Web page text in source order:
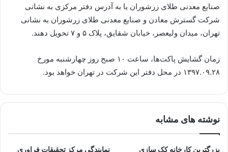
صنایع معدنی طلای زرشوران یا به آدرس دفتر مرکزی به نشانی
شرکت گسترش معادن و صنایع معدنی طلای زرشوران به نشانی
تهران، میدان ولیعصر، خیابان شقایق، پلاک ۵ و ۷ تحویل دهند.
زمان گشایش پاکت‌ها، ساعت ۱۰ صبح روز چهارشنبه مورخ
۱۳۹۷.۰۹.۲۸ در محل دفتر این شرکت در تهران خواهد بود.
نوشته های مشابه
بزرگترین کارخانه کک سازی
نمایندگی مرکز تحقیقات فراوری